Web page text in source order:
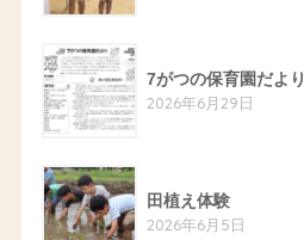
7がつの保育園だより
2026年6月29日
田植え体験
2026年6月5日